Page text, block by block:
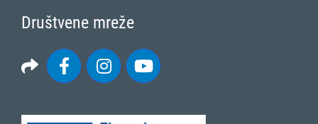
Društvene mreže